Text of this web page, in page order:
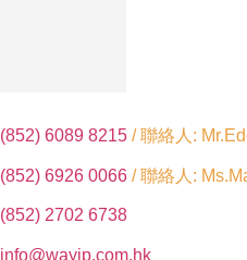
(852) 6089 8215 / 聯絡人:
(852) 6926 0066/ 聯絡人:
(852) 2702 6738
info@wayip.com.hk